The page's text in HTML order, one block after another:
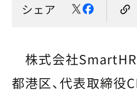
シェア
株式会社SmartHR
都港区、代表取締役